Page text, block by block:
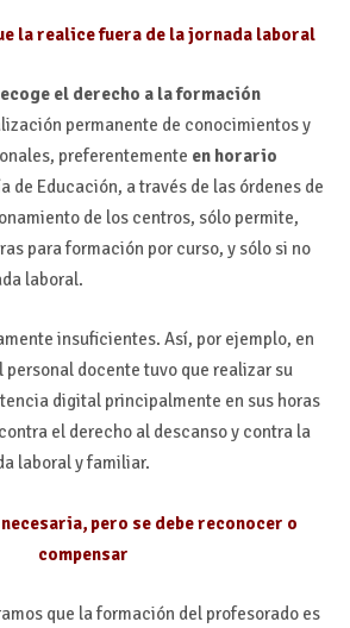
la realice fuera de la jornada laboral
el derecho a la formación
permanente de conocimientos y
preferentemente en horario
de Educación, a través de las órdenes de
de los centros, sólo permite,
para formación por curso, y sólo si no
laboral.
insuficientes. Así, por ejemplo, en
personal docente tuvo que realizar su
digital principalmente en sus horas
el derecho al descanso y contra la
laboral y familiar.
pero se debe reconocer o
compensar
que la formación del profesorado es